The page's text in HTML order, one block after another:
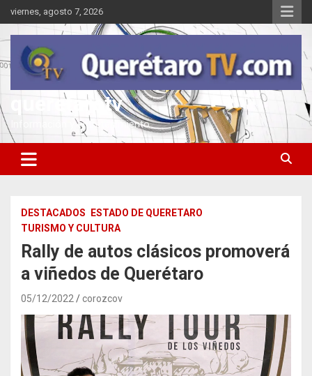
Saltar
al
contenido
viernes, agosto 7, 2026
queretarotv
Información y entretenimiento
DESTACADOS
ESTADO DE QUERETARO
TURISMO Y CULTURA
Rally de autos clásicos promoverá
a viñedos de Querétaro
05/12/2022 corozcov